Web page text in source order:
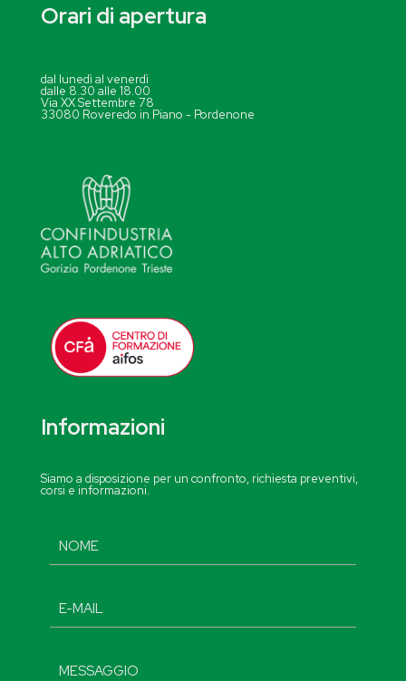
Orari di apertura
dal lunedì al venerdì
dalle 8.30 alle 18.00
Via XX Settembre 78
33080 Roveredo in Piano - Pordenone
Informazioni
Siamo a disposizione per un confronto, richiesta preventivi,
corsi e informazioni.